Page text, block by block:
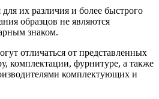
их различия и более быстрого
образцов не являются
знаком.
отличаться от представленных
комплектации, фурнитуре, а также
комплектующих и